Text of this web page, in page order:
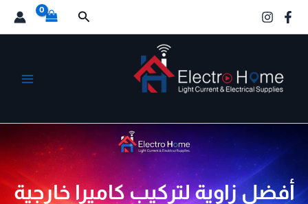
البحث
أفضل زاوية لتركيب كاميرا خارجية